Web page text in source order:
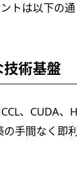
トは以下の通
術基盤
、CUDA、
手間なく即